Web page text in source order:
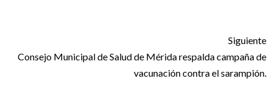
Siguiente
Consejo Municipal de Salud de Mérida respalda campaña de
vacunación contra el sarampión.